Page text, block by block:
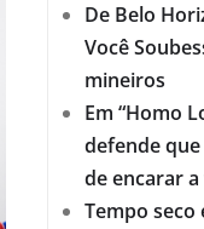
De Belo
Você
mineiros
Em “Homo
defende
de encarar a
Tempo seco